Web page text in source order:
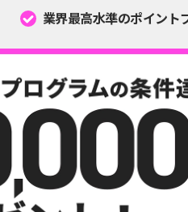
業界最高水準のポイント